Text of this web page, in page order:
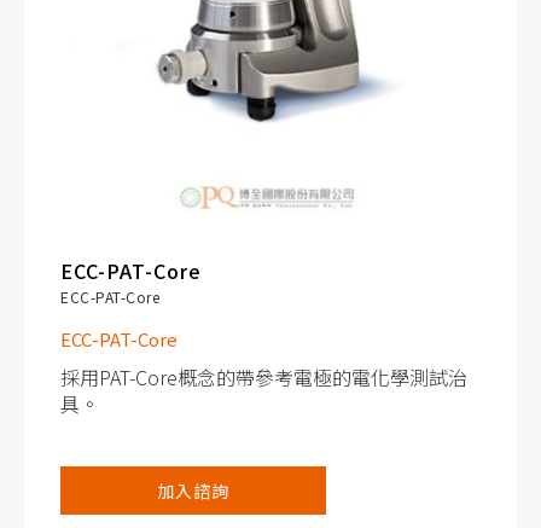
ECC-PAT-Core
ECC-PAT-Core
ECC-PAT-Core
採用PAT-Core概念的帶參考電極的電化學測試治
具。
減少因腐蝕或交叉污染可能導致的錯誤。
不需要清洗或乾燥電池零件。
加入諮詢